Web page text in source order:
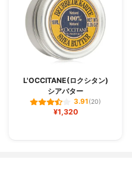
L'OCCITANE(ロクシタン)
シアバター
3.91(20)
¥1,320